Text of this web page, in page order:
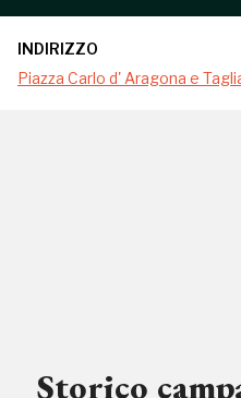
INDIRIZZO
Piazza Carlo d' Aragona e
Storico